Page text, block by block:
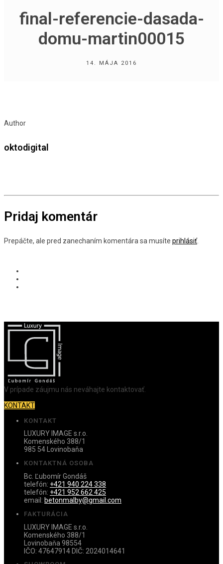
final-referencie-dasada-
domu-martin00015
14. MÁJA 2016
Author
oktodigital
Pridaj komentár
Prepáčte, ale pred zanechaním komentára sa musíte prihlásiť
V prípade záujmu nás neváhajte kontaktovať.
KONTAKT
KONTAKT
LUXURY IMAGE s.r.o.
Komenského 388/1
985 54 Lovinobaňa
KONTAKTNÁ OSOBA
Bc. Ľubomír Gondáš
telefón: +421 940 224 338
telefón: +421 952 662 425
email: betonmalby@gmail.com
FAKTURÁCIA
LUXURY IMAGE s.r.o.
Komenského 388/1
Lovinobaňa 98554
IČO: 47647914 DIČ: 2024014641